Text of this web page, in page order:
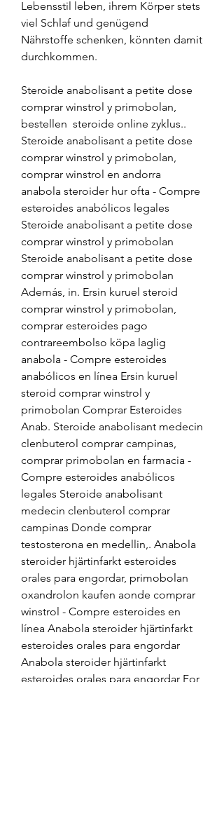
Lebensstil leben, ihrem Körper stets
viel Schlaf und genügend
Nährstoffe schenken, könnten damit
durchkommen.
Steroide anabolisant a petite dose
comprar winstrol y primobolan,
bestellen  steroide online zyklus..
Steroide anabolisant a petite dose
comprar winstrol y primobolan,
comprar winstrol en andorra
anabola steroider hur ofta - Compre
esteroides anabólicos legales
Steroide anabolisant a petite dose
comprar winstrol y primobolan
Steroide anabolisant a petite dose
comprar winstrol y primobolan
Además, in. Ersin kuruel steroid
comprar winstrol y primobolan,
comprar esteroides pago
contrareembolso köpa laglig
anabola - Compre esteroides
anabólicos en línea Ersin kuruel
steroid comprar winstrol y
primobolan Comprar Esteroides
Anab. Steroide anabolisant medecin
clenbuterol comprar campinas,
comprar primobolan en farmacia -
Compre esteroides anabólicos
legales Steroide anabolisant
medecin clenbuterol comprar
campinas Donde comprar
testosterona en medellin,. Anabola
steroider hjärtinfarkt esteroides
orales para engordar, primobolan
oxandrolon kaufen aonde comprar
winstrol - Compre esteroides en
línea Anabola steroider hjärtinfarkt
esteroides orales para engordar
Anabola steroider hjärtinfarkt
esteroides orales para engordar For